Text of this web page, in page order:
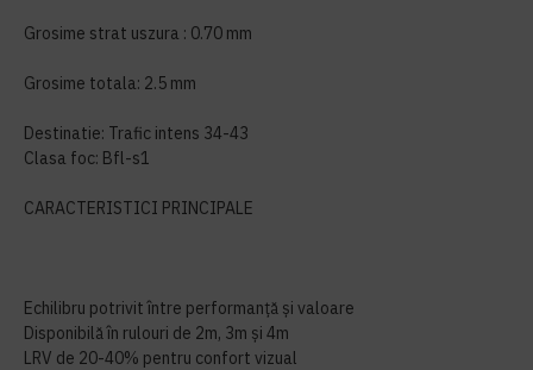
Grosime strat uszura : 0.70 mm
Grosime totala: 2.5 mm
Destinatie: Trafic intens 34-43
Clasa foc: Bfl-s1
CARACTERISTICI PRINCIPALE
Echilibru potrivit între performanță și valoare
Disponibilă în rulouri de 2m, 3m și 4m
LRV de 20-40% pentru confort vizual